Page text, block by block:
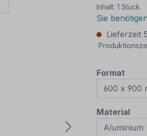
Inhalt: 1 Stück
Sie
Lieferzeit
Format
Material